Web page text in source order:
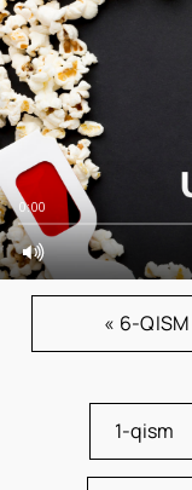
0:00
« 6-QISM
1-qism